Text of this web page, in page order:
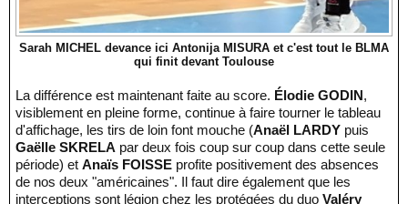
Sarah MICHEL devance ici Antonija MISURA et c'est tout le BLMA
qui finit devant Toulouse
La différence est maintenant faite au score. Élodie GODIN,
visiblement en pleine forme, continue à faire tourner le tableau
d'affichage, les tirs de loin font mouche (Anaël LARDY puis
Gaëlle SKRELA par deux fois coup sur coup dans cette seule
période) et Anaïs FOISSE profite positivement des absences
de nos deux "américaines". Il faut dire également que les
interceptions sont légion chez les protégées du duo Valéry